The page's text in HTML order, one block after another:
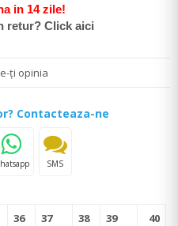
a in 14 zile!
retur? Click aici
ţi opinia
Contacteaza-ne
SMS
36 37 38 39
40